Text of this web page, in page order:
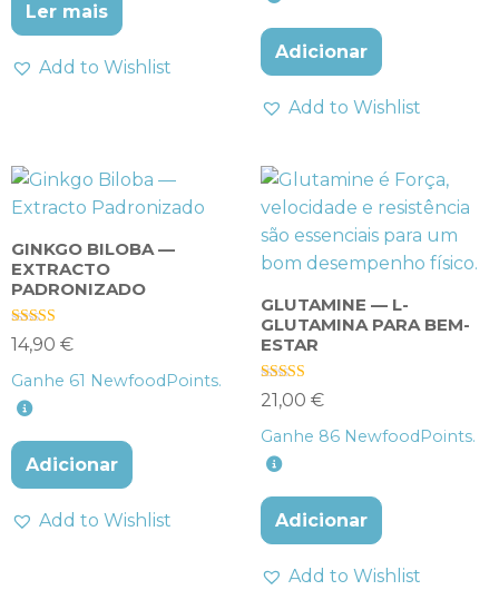
Ler mais
Add to Wishlist
Adicionar
Add to Wishlist
GINKGO BILOBA —
EXTRACTO
PADRONIZADO
Avaliação
4.00
14,90 €
Ganhe 61 NewfoodPoints.
Adicionar
Add to Wishlist
GLUTAMINE — L-
GLUTAMINA PARA BEM-
ESTAR
Avaliação
4.00
21,00 €
Ganhe 86 NewfoodPoints.
Adicionar
Add to Wishlist